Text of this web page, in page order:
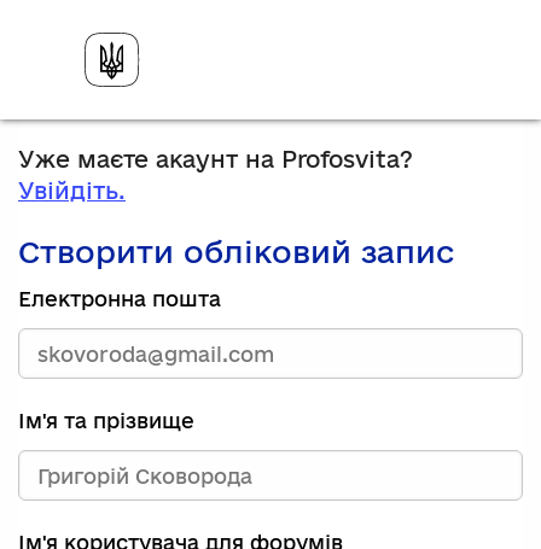
Уже маєте акаунт на Profosvita?
Увійдіть.
Створити обліковий запис
Електронна пошта
Ім'я та прізвище
Ім'я користувача для форумів